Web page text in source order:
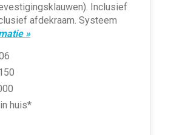
Inclusief
afdekraam. Systeem
»
huis*